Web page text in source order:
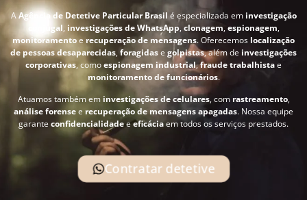
AAgência de Detetive Particular Brasil é especializada em investigação
conjugal, investigações de WhatsApp, clonagem,espionagem,
monitoramentoe recuperação de mensagens. Oferecemos localização
de pessoas desaparecidas, foragidase golpistas, além de investigações
corporativas, comoespionagem industrial,fraude trabalhistae
monitoramento de funcionários.
Atuamos também em investigações de celulares, com rastreamento,
análise forensee recuperação de mensagens apagadas. Nossa equipe
garante confidencialidadeeeficáciaem todos os serviços prestados.
Contratar detetive